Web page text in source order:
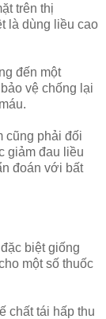
trên thị
là dùng liều cao
đến một
vệ chống lại
cũng phải đối
giảm đau liều
đoán với bất
biệt giống
một số thuốc
chất tái hấp thu